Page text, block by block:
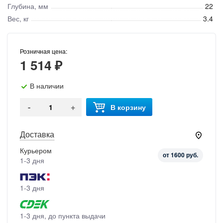
Глубина, мм
22
Вес, кг
3.4
Розничная цена:
1 514 ₽
В наличии
- + В корзину
Доставка
Курьером
1-3 дня
от 1600 руб.
1-3 дня
1-3 дня, до пункта выдачи